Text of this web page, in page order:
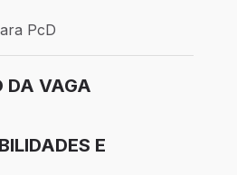
PcD
DA VAGA
E